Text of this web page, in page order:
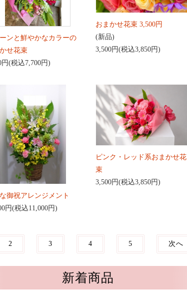
ンと鮮やかなカラーの
せ花束
円(税込7,700円)
おまかせ花束 3,500円
(新品)
3,500円(税込3,850円)
御祝アレンジメント
円(税込11,000円)
ピンク・レッド系おまかせ花
束
3,500円(税込3,850円)
2 3 4 5 次へ
新着商品